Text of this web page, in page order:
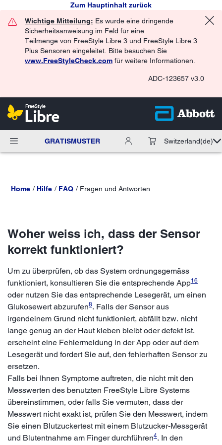
Zum Hauptinhalt zurück
Wichtige Mitteilung: Es wurde eine dringende
Sicherheitsanweisung im Feld für eine
Teilmenge von FreeStyle Libre 3 und FreeStyle Libre 3
Plus Sensoren eingeleitet. Bitte besuchen Sie
www.FreeStyleCheck.com für weitere Informationen.
ADC-123657 v3.0
GRATISMUSTER Switzerland(de)
Home Hilfe FAQ Fragen und Antworten
Woher weiss ich, dass der Sensor
korrekt funktioniert?
Um zu überprüfen, ob das System ordnungsgemäss
funktioniert, konsultieren Sie die entsprechende App16
oder nutzen Sie das entsprechende Lesegerät, um einen
Glukosewert abzurufen8. Falls der Sensor aus
irgendeinem Grund nicht funktioniert, abfällt bzw. nicht
lange genug an der Haut kleben bleibt oder defekt ist,
erscheint eine Fehlermeldung in der App oder auf dem
Lesegerät und fordert Sie auf, den fehlerhaften Sensor zu
ersetzen.
Falls bei Ihnen Symptome auftreten, die nicht mit den
Messwerten des benutzten FreeStyle Libre Systems
übereinstimmen, oder falls Sie vermuten, dass der
Messwert nicht exakt ist, prüfen Sie den Messwert, indem
Sie einen Blutzuckertest mit einem Blutzucker-Messgerät
und Blutentnahme am Finger durchführen4. In den